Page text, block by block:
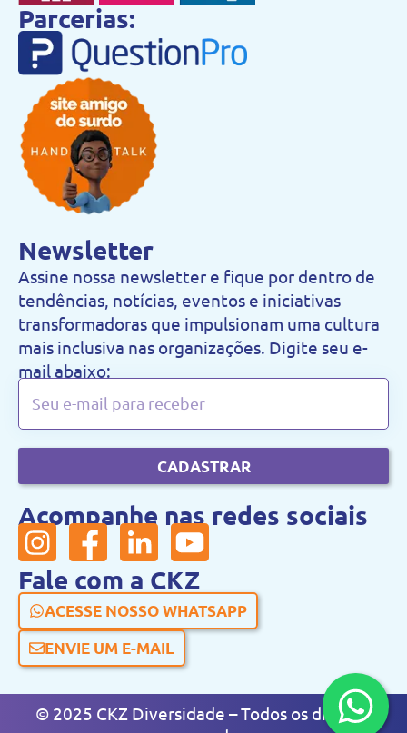
Parcerias:
Newsletter
Assine nossa newsletter e fique por dentro de
tendências, notícias, eventos e iniciativas
transformadoras que impulsionam uma cultura
mais inclusiva nas organizações. Digite seu e-
mail abaixo:
CADASTRAR
Acompanhe nas redes sociais
Fale com a CKZ
ACESSE NOSSO WHATSAPP
ENVIE UM E-MAIL
© 2025 CKZ Diversidade – Todos os direitos